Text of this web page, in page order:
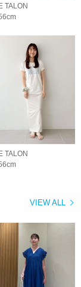
TALON
TALON
VIEW ALL